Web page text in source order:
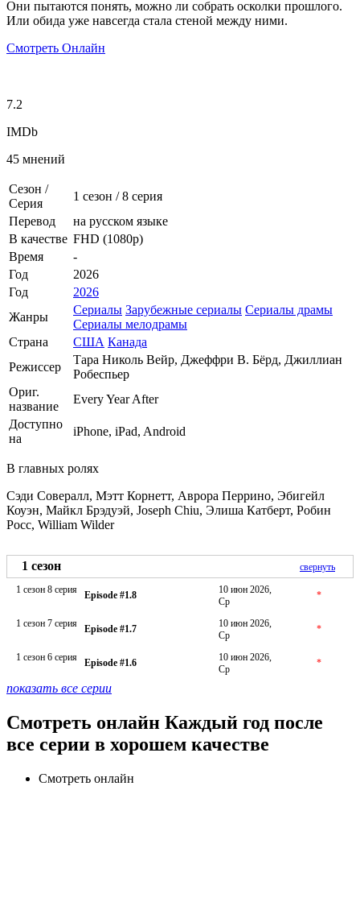
Они пытаются понять, можно ли собрать осколки прошлого.
Или обида уже навсегда стала стеной между ними.
Смотреть Онлайн
7.2
IMDb
45 мнений
Сезон /
Серия
1 сезон /8 серия
Перевод
на русском языке
В качестве FHD (1080p)
Время
-
Год
2026
Год
2026
Жанры
Сериалы Зарубежные сериалы Сериалы драмы
Сериалы мелодрамы
Страна
США Канада
Режиссер
Тара Николь Вейр, Джеффри В. Бёрд, Джиллиан
Робеспьер
Ориг.
название
Every Year After
Доступно
на
iPhone, iPad, Android
В главных ролях
Сэди Совералл, Мэтт Корнетт, Аврора Перрино, Эбигейл
Коуэн, Майкл Брэдуэй, Joseph Chiu, Элиша Катберт, Робин
Росс, William Wilder
1 сезон
свернуть
1 сезон 8 серия
Episode #1.8
10 июн 2026,
Ср
*
1 сезон 7 серия Episode #1.7
10 июн 2026,
Ср
*
1 сезон 6 серия Episode #1.6
10 июн 2026,
Ср
*
показать все серии
Смотреть онлайн Каждый год после
все серии в хорошем качестве
Смотреть онлайн